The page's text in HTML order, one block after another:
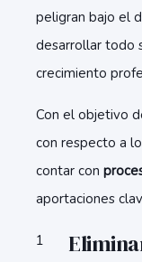
peligran bajo el
desarrollar todo
crecimiento
Con el objetivo
con respecto a
contar con
aportaciones